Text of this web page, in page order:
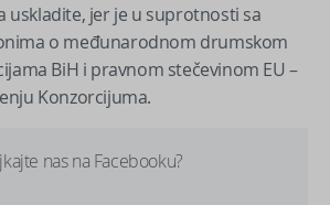
uskladite, jer je u suprotnosti sa
o međunarodnom drumskom
BiH i pravnom stečevinom EU –
Konzorcijuma.
nas na Facebooku?